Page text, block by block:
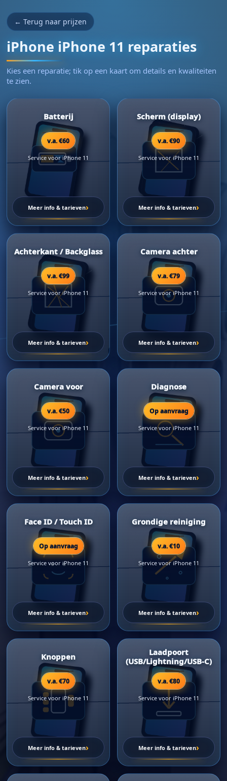
← Terug naar prijzen
iPhone iPhone 11 reparaties
Kies een reparatie; tik op een kaart om details en kwaliteiten
te zien.
Batterij
v.a. €60
Service voor iPhone 11
Meer info & tarieven›
Scherm (display)
v.a. €90
Service voor iPhone 11
Meer info & tarieven›
Achterkant / Backglass
v.a. €99
Service voor iPhone 11
Meer info & tarieven›
Camera achter
v.a. €79
Service voor iPhone 11
Meer info & tarieven›
Camera voor
v.a. €50
Service voor iPhone 11
Meer info & tarieven›
Diagnose
Op aanvraag
Service voor iPhone 11
Meer info & tarieven›
Face ID / Touch ID
Op aanvraag
Service voor iPhone 11
Meer info & tarieven›
Grondige reiniging
v.a. €10
Service voor iPhone 11
Meer info & tarieven›
Knoppen
v.a. €70
Service voor iPhone 11
Meer info & tarieven›
Laadpoort
(USB/Lightning/USB-C)
v.a. €80
Service voor iPhone 11
Meer info & tarieven›